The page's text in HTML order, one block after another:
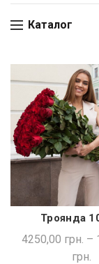
Каталог
ШВИДКА
Троянда
4250,00 грн. –
грн.